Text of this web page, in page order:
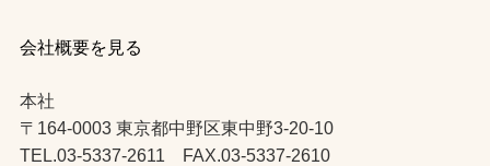
会社概要を見る
本社
〒164-0003 東京都中野区東中野3-20-10
TEL.03-5337-2611 FAX.03-5337-2610